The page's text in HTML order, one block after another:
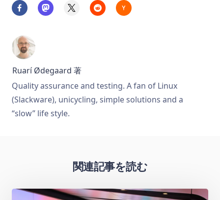
Ruarí Ødegaard 著
Quality assurance and testing. A fan of Linux
(Slackware), unicycling, simple solutions and a
“slow” life style.
関連記事を読む